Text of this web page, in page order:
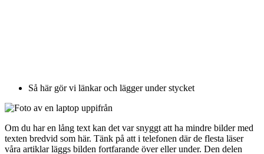
Så här gör vi länkar och lägger under stycket
Om du har en lång text kan det var snyggt att ha mindre bilder med
texten bredvid som här. Tänk på att i telefonen där de flesta läser
våra artiklar läggs bilden fortfarande över eller under. Den delen